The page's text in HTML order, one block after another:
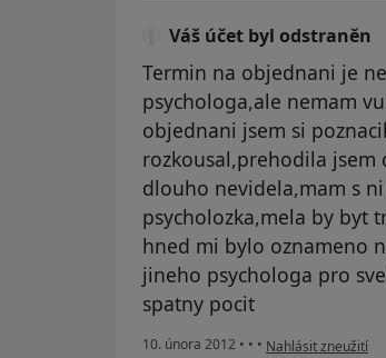
Váš účet byl odstraněn
Termin na objednani je
psychologa,ale nemam
objednani jsem si
rozkousal,prehodila
dlouho nevidela,mam s
psycholozka,mela by byt
hned mi bylo oznameno
jineho psychologa pro
spatny pocit
10. února 2012 • • • podle názoru
Nahlásit zneužití